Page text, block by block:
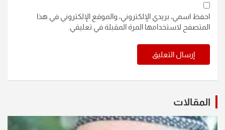
احفظ اسمي، بريدي الإلكتروني، والموقع الإلكتروني في هذا
المتصفح لاستخدامها المرة المقبلة في تعليقي.
المقالات